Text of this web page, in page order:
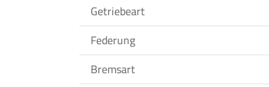
Getriebeart
Federung
Bremsart